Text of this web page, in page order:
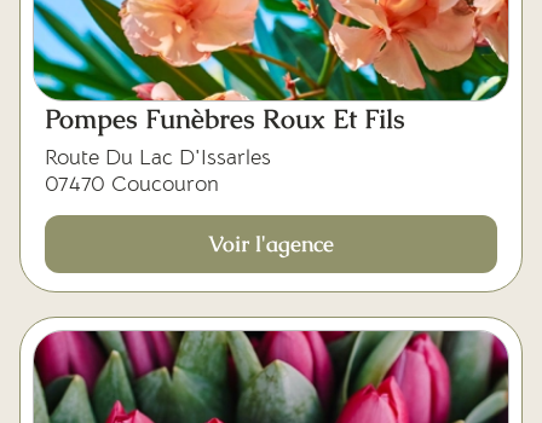
Pompes Funèbres Roux Et Fils
Route Du Lac D'Issarles
07470 Coucouron
Voir l'agence